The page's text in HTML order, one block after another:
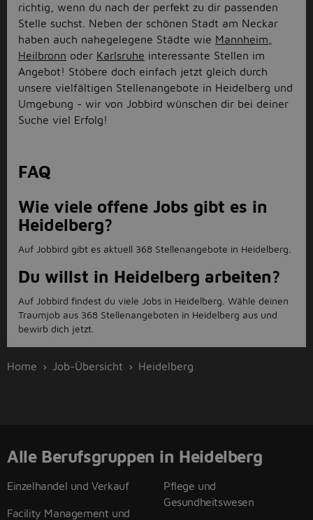
richtig, wenn du nach der perfekt zu dir passenden
Stelle suchst. Neben der schönen Stadt am Neckar
haben auch nahegelegene Städte wie Mannheim,
Heilbronn oder Karlsruhe interessante Stellen im
Angebot! Stöbere doch einfach jetzt gleich durch
unsere vielfältigen Stellenangebote in Heidelberg und
Umgebung - wir von Jobbird wünschen dir bei deiner
Suche viel Erfolg!
FAQ
Wie viele offene Jobs gibt es in
Heidelberg?
Auf Jobbird gibt es aktuell 368 Stellenangebote in Heidelberg.
Du willst in Heidelberg arbeiten?
Auf Jobbird findest du viele Jobs in Heidelberg. Wähle deinen
Traumjob aus 368 Stellenangeboten in Heidelberg aus und
bewirb dich jetzt.
Home Job-Übersicht Heidelberg
Alle Berufsgruppen in Heidelberg
Einzelhandel und Verkauf
Facility Management und
Pflege und
Gesundheitswesen